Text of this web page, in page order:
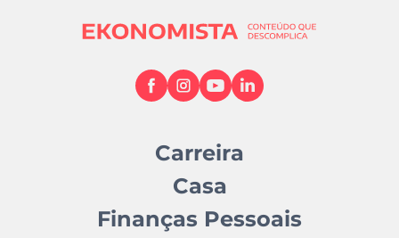
Carreira
Casa
Finanças Pessoais